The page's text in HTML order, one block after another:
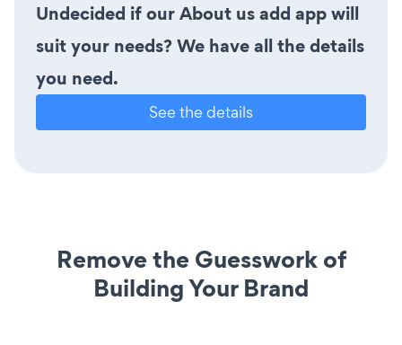
Undecided if our About us add app will
suit your needs? We have all the details
you need.
See the details
Remove the Guesswork of
Building Your Brand